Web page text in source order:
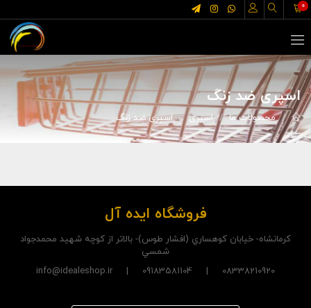
0
اسپری ضد زنگ
محصولات ما اسپری اسپری ضد زنگ
فروشگاه ایده آل
کرمانشاه- خيابان کوهساري (افشار طوس)- بالاتر از کوچه شهيد محمدجواد
شمسي
08338210920 | 09183581104 | info@idealeshop.ir